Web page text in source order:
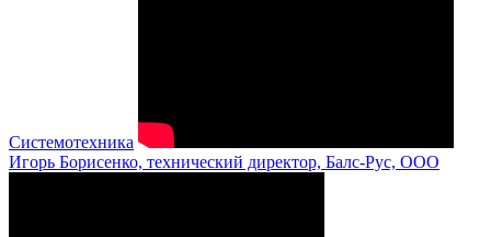
Системотехника
Игорь Борисенко, технический директор, Балс-Рус, ООО